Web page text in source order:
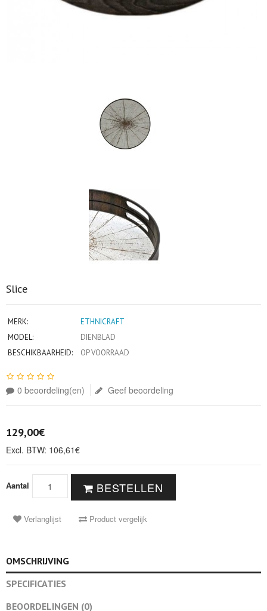
Slice
MERK:
ETHNICRAFT
MODEL:
DIENBLAD
BESCHIKBAARHEID:
OP VOORRAAD
0 beoordeling(en) Geef beoordeling
129,00€
Excl. BTW: 106,61€
Aantal BESTELLEN
Verlanglijst Product vergelijk
OMSCHRIJVING
SPECIFICATIES
BEOORDELINGEN (0)